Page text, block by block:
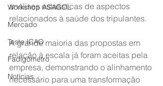
Workshop ASAGOL
Mercado
Teste ICAO
Fadigômetro
Notícias
análises estatísticas de aspectos
relacionados à saúde dos tripulantes.
A grande maioria das propostas em
relação à escala já foram aceitas pela
empresa, demonstrando o alinhamento
necessário para uma transformação